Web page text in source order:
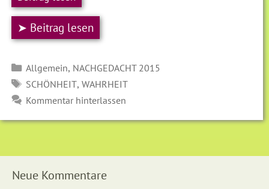
➤ Beitrag lesen
Kategorien
Allgemein, NACHGEDACHT 2015
SCHLAGWÖRTER
SCHÖNHEIT, WAHRHEIT
Kommentar hinterlassen
Neue Kommentare